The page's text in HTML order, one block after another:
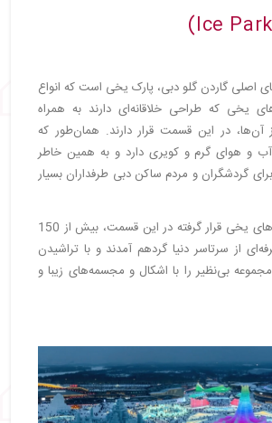
اصلی گاردن گلو دبی، پارک یخی است که انواع
یخی که طراحی خلاقانه‌ای دارند به همراه
آن‌ها، در این قسمت قرار دارند. همان‌طور که
و هوای گرم و کویری دارد و به همین خاطر
گردشگران و مردم ساکن دبی طرفداران بسیار
برای ساخت تندیس‌های یخی قرار گرفته در این قسمت، بیش از 150
از سرتاسر دنیا گردهم آمدند و با تراشیدن
مجموعه بی‌نظیر را با اشکال و مجسمه‌های زیبا و